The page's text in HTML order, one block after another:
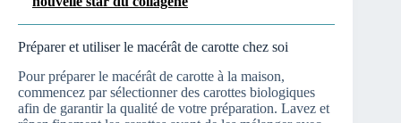
Préparer et utiliser le macérât de carotte chez soi
Pour préparer le macérât de carotte à la maison,
commencez par sélectionner des carottes biologiques
afin de garantir la qualité de votre préparation. Lavez et